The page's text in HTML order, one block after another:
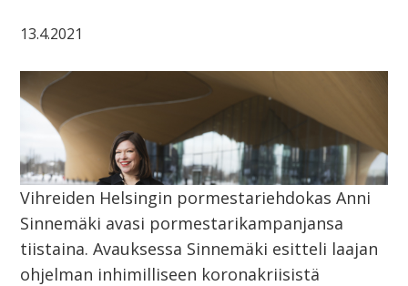
13.4.2021
Vihreiden Helsingin pormestariehdokas Anni
Sinnemäki avasi pormestarikampanjansa
tiistaina. Avauksessa Sinnemäki esitteli laajan
ohjelman inhimilliseen koronakriisistä